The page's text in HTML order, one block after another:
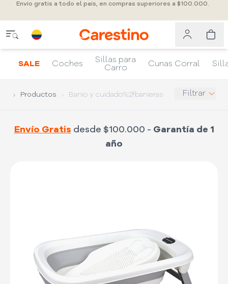
Envío gratis a todo el país, en compras superiores a $100.000.
SALE Coches
Sillas para
Carro
Cunas Corral
Productos Banio y cuidado%2fbanieras Filtrar
Envío Gratis desde $100.000 - Garantía de 1
año